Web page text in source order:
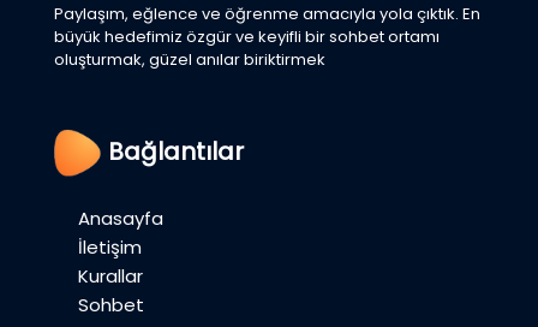
Paylaşım, eğlence ve öğrenme amacıyla yola çıktık. En
büyük hedefimiz özgür ve keyifli bir sohbet ortamı
oluşturmak, güzel anılar biriktirmek
Bağlantılar
Anasayfa
İletişim
Kurallar
Sohbet